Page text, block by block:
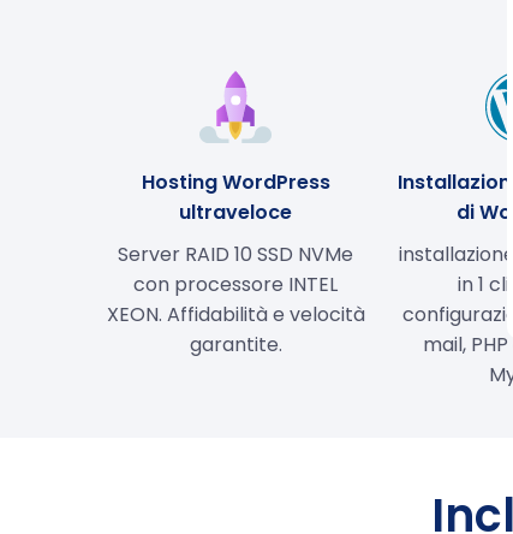
Hosting WordPress
ultraveloce
Server RAID 10 SSD NVMe
con processore INTEL
XEON. Affidabilità e velocità
garantite.
di
in 1
mail,